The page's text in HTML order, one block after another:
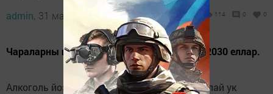
admin, 31 май 2026 - 15:04 114 0 0
Чараларны гамәлгә ашыру вакыты - 2026-2030 еллар.
Алкоголь йозаклары һәм арыганлыкны, шулай ук